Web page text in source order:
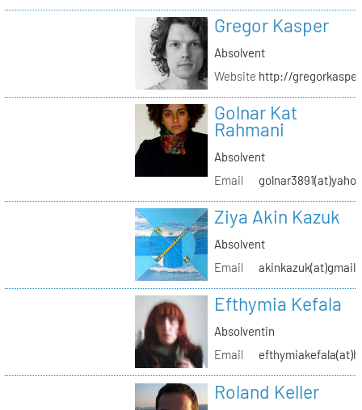
Gregor Kasper
Absolvent
Website http://
Golnar Kat
Rahmani
Absolvent
Email
Ziya Akin Kazuk
Absolvent
Email
Efthymia Kefala
Absolventin
Email
Roland Keller